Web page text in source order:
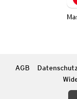
AGB